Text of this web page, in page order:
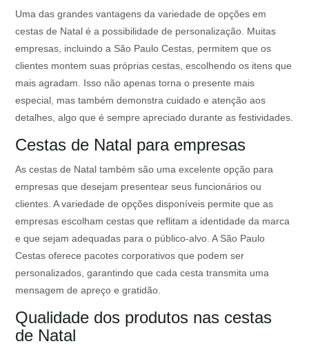
Uma das grandes vantagens da variedade de opções em
cestas de Natal é a possibilidade de personalização. Muitas
empresas, incluindo a São Paulo Cestas, permitem que os
clientes montem suas próprias cestas, escolhendo os itens que
mais agradam. Isso não apenas torna o presente mais
especial, mas também demonstra cuidado e atenção aos
detalhes, algo que é sempre apreciado durante as festividades.
Cestas de Natal para empresas
As cestas de Natal também são uma excelente opção para
empresas que desejam presentear seus funcionários ou
clientes. A variedade de opções disponíveis permite que as
empresas escolham cestas que reflitam a identidade da marca
e que sejam adequadas para o público-alvo. A São Paulo
Cestas oferece pacotes corporativos que podem ser
personalizados, garantindo que cada cesta transmita uma
mensagem de apreço e gratidão.
Qualidade dos produtos nas cestas
de Natal